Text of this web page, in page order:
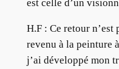
est celle d’un
H.F : Ce retour
revenu à la peinture
j’ai développé mon